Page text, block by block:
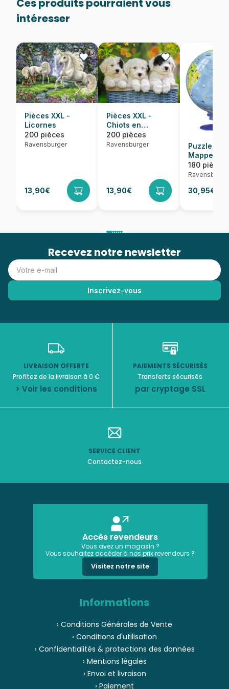
Ces produits pourraient vous
intéresser
Pièces XXL -
Licornes
200 pièces
Ravensburger
13,90€
Pièces XXL -
Chiots en
Peluche
200 pièces
Ravensburger
13,90€
Puzzle
Espagnol
180 pièces
30,95€
Recevez notre newsletter
LIVRAISON OFFERTE
Profitez de la livraison à 0 €
> Voir les conditions
PAIEMENTS SÉCURISÉS
Transferts sécurisés
par cryptage SSL
SERVICE CLIENT
Contactez-nous
Accès revendeurs
Vous avez un magasin ?
Vous souhaitez accéder à nos prix revendeurs ?
Visitez notre site
Informations
› Conditions Générales de Vente
› Conditions d'utilisation
› Confidentialités & protections des données
› Mentions légales
› Envoi et livraison
› Paiement